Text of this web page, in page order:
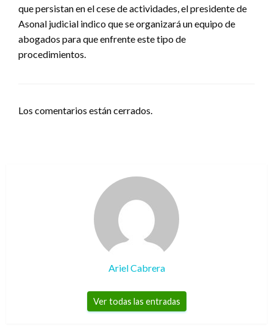
que persistan en el cese de actividades, el presidente de
Asonal judicial indico que se organizará un equipo de
abogados para que enfrente este tipo de
procedimientos.
Los comentarios están cerrados.
Ariel Cabrera
Ver todas las entradas